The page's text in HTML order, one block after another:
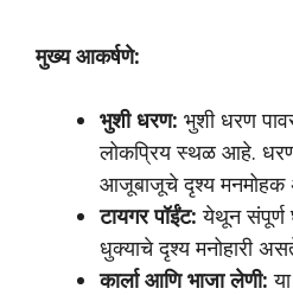
मुख्य आकर्षणे:
भुशी धरण: भुशी धरण
लोकप्रिय स्थळ आहे.
आजूबाजूचे दृश्य
टायगर पॉईंट:येथून संपूर्ण
धुक्याचे दृश्य मनोहारी
कार्ला आणि भाजा लेणी: